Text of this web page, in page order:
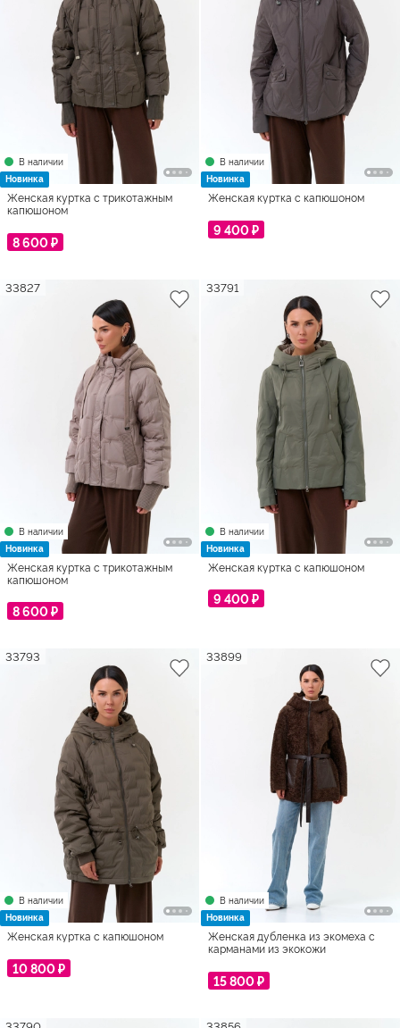
В наличии
Новинка
Женская куртка с трикотажным
капюшоном
8 600 ₽
В наличии
Новинка
Женская куртка с капюшоном
9 400 ₽
В наличии
Новинка
33827
Женская куртка с трикотажным
капюшоном
8 600 ₽
В наличии
Новинка
33791
Женская куртка с капюшоном
9 400 ₽
В наличии
Новинка
33793
Женская куртка с капюшоном
10 800 ₽
В наличии
Новинка
33899
Женская дубленка из экомеха с
карманами из экокожи
15 800 ₽